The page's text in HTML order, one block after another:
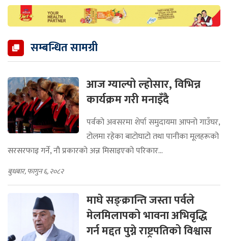
सम्बन्धित सामग्री
आज ग्याल्पो ल्होसार, विभिन्न
कार्यक्रम गरी मनाइँदै
पर्वको अवसरमा शेर्पा समुदायमा आफ्नो गाउँघर,
टोलमा रहेका बाटोघाटो तथा पानीका मूलहरूको
सरसरफाइ गर्ने, नौ प्रकारको अन्न मिसाइएको परिकार...
बुधबार, फागुन ६, २०८२
माघे सङ्क्रान्ति जस्ता पर्वले
मेलमिलापको भावना अभिवृद्धि
गर्न मद्दत पुग्ने राष्ट्रपतिको विश्वास